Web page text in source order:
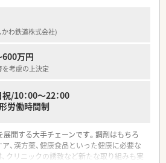
わ鉄道株式会社)
万円
考慮の上決定
/10：00～22：00
労働時間制
開する大手チェーンです。調剤はもちろ
ア、漢方薬、健康食品といった健康に必要な
、クリニックの誘致など新たな取り組みも実